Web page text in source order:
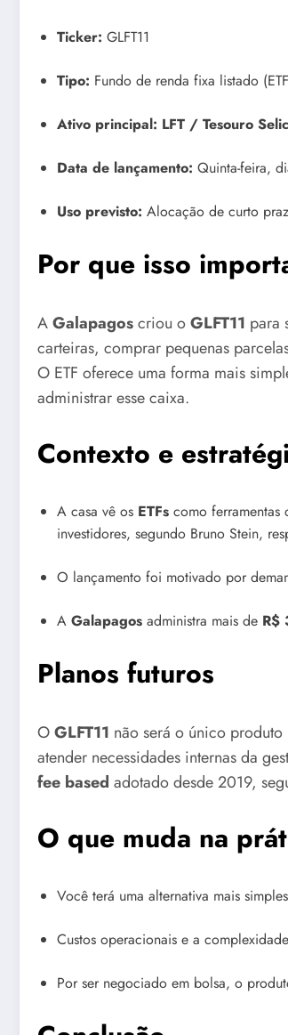
Ticker: GLFT11
Tipo: Fundo de renda fixa listado
Ativo principal: LFT / Tesouro Selic
Data de lançamento: Quinta-feira,
Uso previsto: Alocação de curto
Por que isso
AGalapagoscriou oGLFT11 para
carteiras, comprar pequenas
O ETF oferece uma forma mais
administrar esse caixa.
Contexto e
A casa vê os ETFs como ferramentas
investidores, segundo Bruno Stein,
O lançamento foi motivado por
A Galapagos administra mais de R$
Planos futuros
OGLFT11 não será o único
atender necessidades internas da
fee based adotado desde 2019,
O que muda na
Você terá uma alternativa mais
Custos operacionais e a
Por ser negociado em bolsa, o